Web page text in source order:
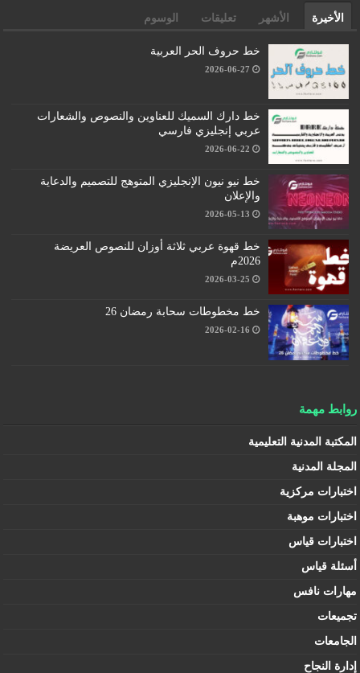
الأخيرة الأشهر تعليقات الوسوم
خط حروف الحر العربية
2026-06-27
خط دارك السميك للعناوين والنصوص والشعارات
عربي إنجليزي فارسي
2026-06-22
خط نيو نيون الإنجليزي المتوهج للتصميم والدعاية
والإعلان
2026-05-13
خط قهوة عربي ثلاثة أوزان للنصوص العريضة
2026م
2026-03-25
خط مخطوطات سحابة رمضان 26
2026-02-16
روابط مهمة
المكتبة المدنية التعليمية
المجلة المدنية
اختبارات مركزية
اختبارات موهبة
اختبارات قياس
أسئلة قياس
مهارات نافس
تجميعات
الجامعات
إدارة النجاح